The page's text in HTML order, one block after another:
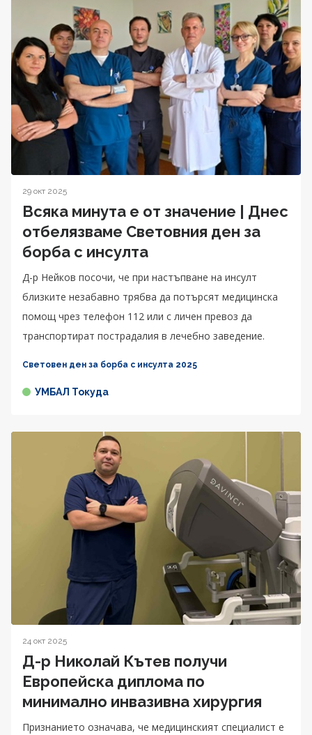
29 окт 2025
Всяка минута е от значение | Днес
отбелязваме Световния ден за
борба с инсулта
Д-р Нейков посочи, че при настъпване на инсулт
близките незабавно трябва да потърсят медицинска
помощ чрез телефон 112 или с личен превоз да
транспортират пострадалия в лечебно заведение.
Световен ден за борба с инсулта 2025
УМБАЛ Токуда
24 окт 2025
Д-р Николай Кътев получи
Европейска диплома по
минимално инвазивна хирургия
Признанието означава, че медицинският специалист е